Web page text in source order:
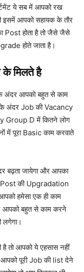
ये सब में आपको रख
इसमें आपको सहायक के तौर
Post होता है तो जैसे जैसे
होते जाता है।
के मिलते है
अंदर आपको बहुत से काम
अंदर Job की Vacancy
Group D में कितने लोग
में पूरा Basic काम करवाते
जायेगा और आपका
Post की Upgradation
हमेसा एक ही काम
आपको बहुत से काम करने
तो आपको ये एहसास नहीं
आपको पूरी Job की list देने